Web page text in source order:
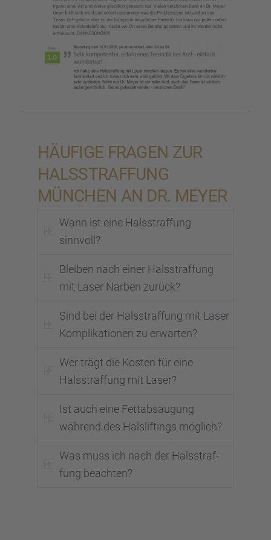
HÄUFIGE FRAGEN ZUR
HALSSTRAF­FUNG
MÜNCHEN AN DR. MEYER
Wann ist eine Halsstraf­fung
sinnvoll?
Bleiben nach einer Halsstraf­fung
mit Laser Narben zurück?
Sind bei der Halsstraf­fung mit Laser
Kompli­ka­tio­nen zu erwar­ten?
Wer trägt die Kosten für eine
Halsstraf­fung mit Laser?
Ist auch eine Fettab­sau­gung
während des Halslif­tings möglich?
Was muss ich nach der Halsstraf­
fung beach­ten?